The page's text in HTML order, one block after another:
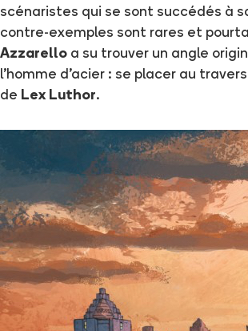
scénaristes qui se sont succédés à
contre-exemples sont rares et
Azzarello a su trouver un angle
l'homme d'acier : se placer au
de Lex Luthor.